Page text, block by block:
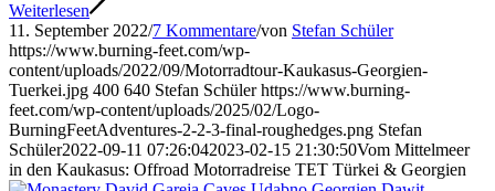
Weiterlesen
11. September 2022/7 Kommentare/von Stefan Schüler
https://www.burning-feet.com/wp-
content/uploads/2022/09/Motorradtour-Kaukasus-Georgien-
Tuerkei.jpg 400 640 Stefan Schüler https://www.burning-
feet.com/wp-content/uploads/2025/02/Logo-
BurningFeetAdventures-2-2-3-final-roughedges.png Stefan
Schüler2022-09-11 07:26:042023-02-15 21:30:50Vom Mittelmeer
in den Kaukasus: Offroad Motorradreise TET Türkei & Georgien